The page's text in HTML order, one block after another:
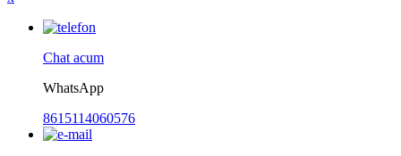
Chat acum
WhatsApp
8615114060576